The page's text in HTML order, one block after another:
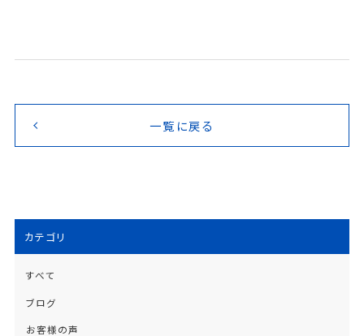
一覧に戻る
カテゴリ
すべて
ブログ
お客様の声